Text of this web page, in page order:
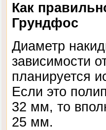
Как
Грундфос
Диаметр
зависимости
планируется
Если это
32 мм, то
25 мм.